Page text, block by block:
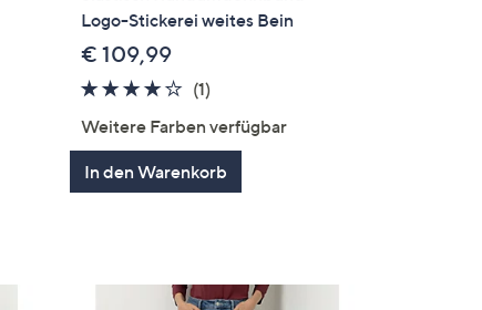
Logo-Stickerei weites Bein
€ 109,99
4.0
5
(1)
Weitere Farben verfügbar
In den Warenkorb